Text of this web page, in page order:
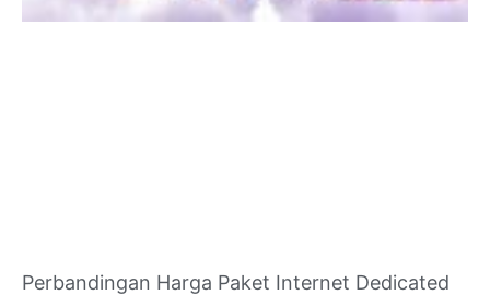
Perbandingan Harga Paket Internet Dedicated